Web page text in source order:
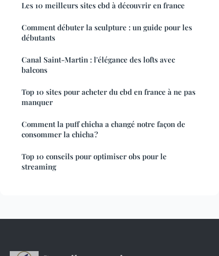
Les 10 meilleurs sites cbd à découvrir en france
Comment débuter la sculpture : un guide pour les
débutants
Canal Saint-Martin : l'élégance des lofts avec
balcons
Top 10 sites pour acheter du cbd en france à ne pas
manquer
Comment la puff chicha a changé notre façon de
consommer la chicha ?
Top 10 conseils pour optimiser obs pour le
streaming